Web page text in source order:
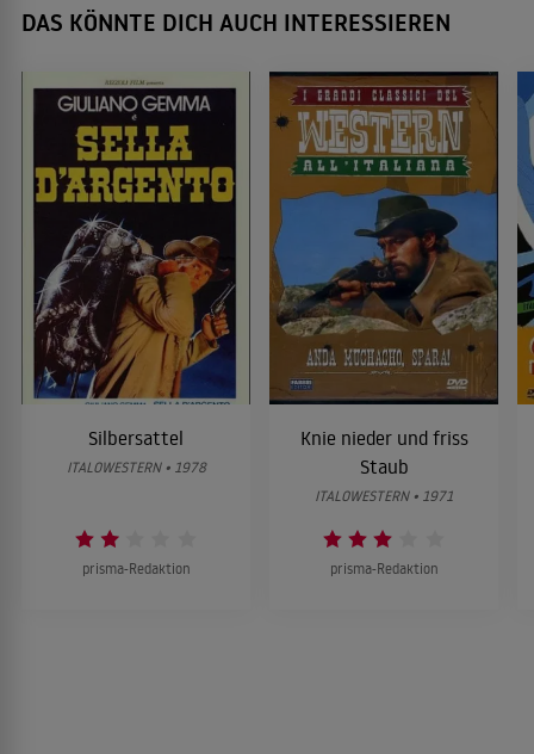
DAS KÖNNTE DICH AUCH INTERESSIEREN
Silbersattel
ITALOWESTERN • 1978
prisma-Redaktion
Knie nieder und friss
Staub
ITALOWESTERN • 1971
prisma-Redaktion